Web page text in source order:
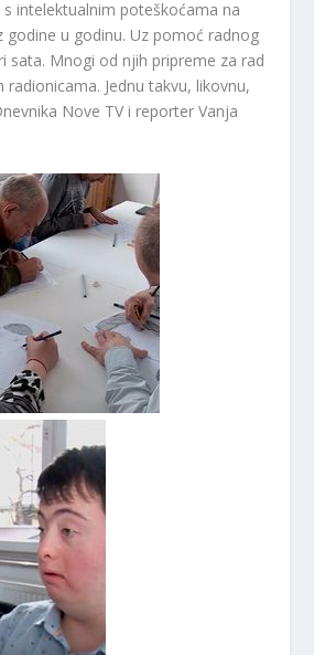
intelektualnim poteškoćama na
godine u godinu. Uz pomoć radnog
sata. Mnogi od njih pripreme za rad
Jednu takvu, likovnu,
Nove TV i reporter Vanja